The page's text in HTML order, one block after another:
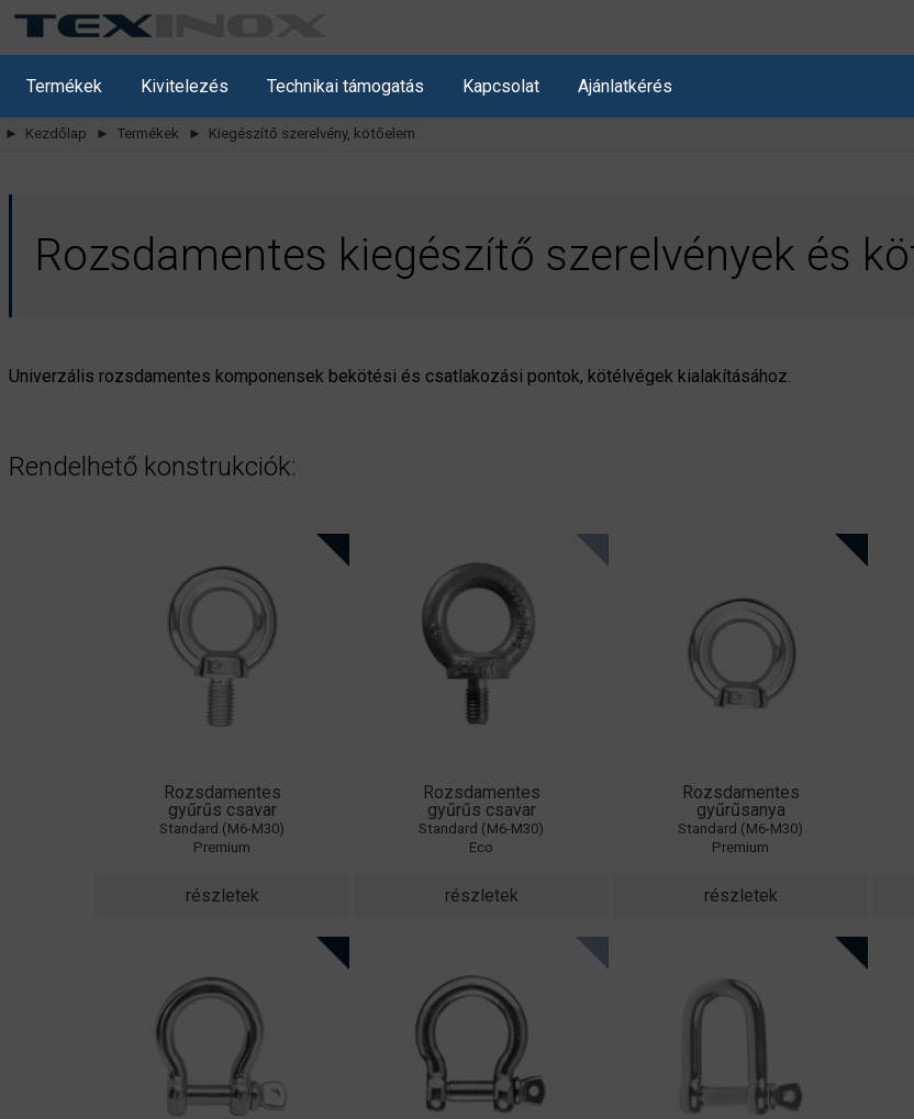
Termékek Kivitelezés Technikai támogatás Kapcsolat Ajánlatkérés
► Kezdőlap ► Termékek ► Kiegészítő szerelvény, kötőelem
Rozsdamentes kiegészítő szerelvények és
Univerzális rozsdamentes komponensek bekötési és csatlakozási pontok, kötélvégek kialakításához.
Rendelhető konstrukciók:
Rozsdamentes
gyűrűs csavar
Standard (M6-M30)
Premium
részletek
Rozsdamentes
gyűrűs csavar
Standard (M6-M30)
Eco
részletek
Rozsdamentes
gyűrűsanya
Standard (M6-M30)
Premium
részletek